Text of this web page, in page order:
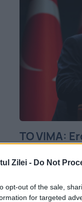
Zilei - Do Not
opt-out of the sale,
for targeted
TO VIMA:
Într-un mod